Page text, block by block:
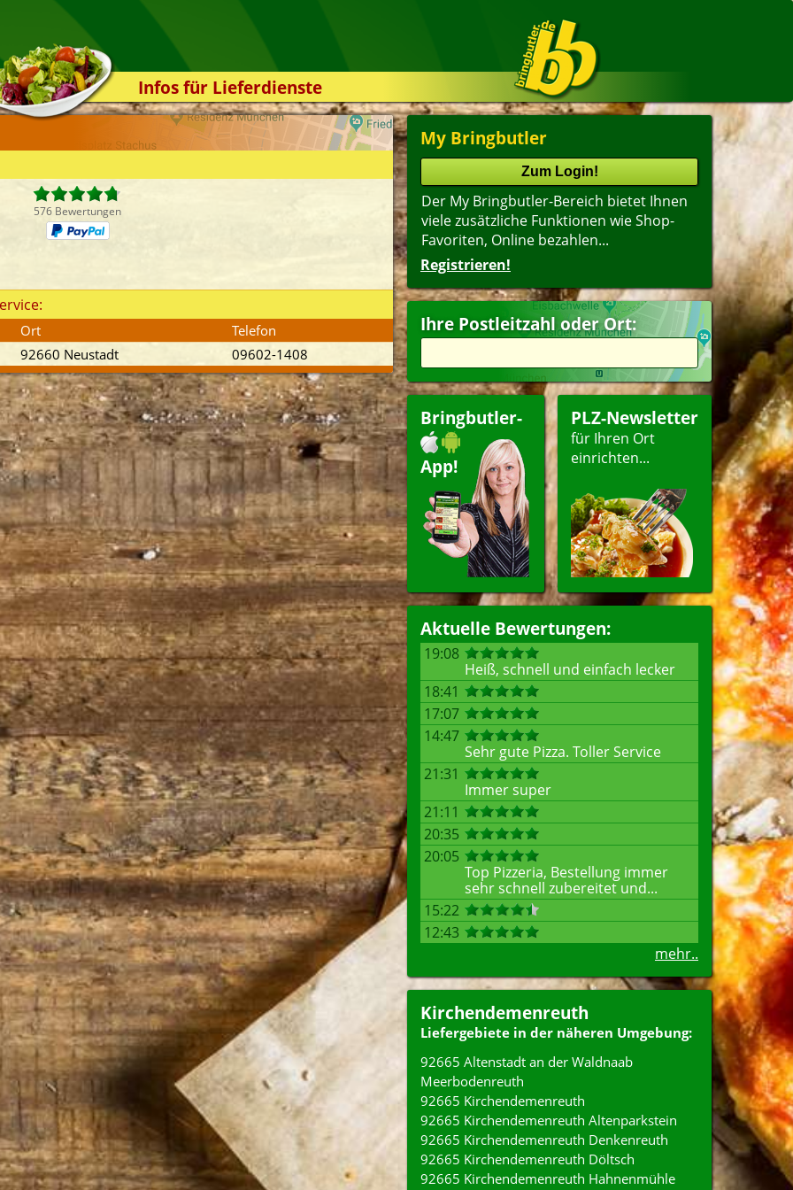
Infos für Lieferdienste
Kassensystem
Zuverlässigkeit
Kontakt
My Bringbutler
Der My Bringbutler-Bereich bietet Ihnen
viele zusätzliche Funktionen wie Shop-
Favoriten, Online bezahlen...
Registrieren!
Ihre Postleitzahl oder Ort:
Bringbutler-
App!
PLZ-Newsletter
für Ihren Ort
einrichten...
Aktuelle Bewertungen:
19:08
Heiß, schnell und einfach lecker
18:41
17:07
14:47
Sehr gute Pizza. Toller Service
21:31
Immer super
21:11
20:35
20:05
Top Pizzeria, Bestellung immer
sehr schnell zubereitet und...
15:22
12:43
mehr..
Kirchendemenreuth
Liefergebiete in der näheren Umgebung:
92665 Altenstadt an der Waldnaab
Meerbodenreuth
92665 Kirchendemenreuth
92665 Kirchendemenreuth Altenparkstein
92665 Kirchendemenreuth Denkenreuth
92665 Kirchendemenreuth Döltsch
92665 Kirchendemenreuth Hahnenmühle
576 Bewertungen
Ort
Telefon
92660 Neustadt 09602-1408